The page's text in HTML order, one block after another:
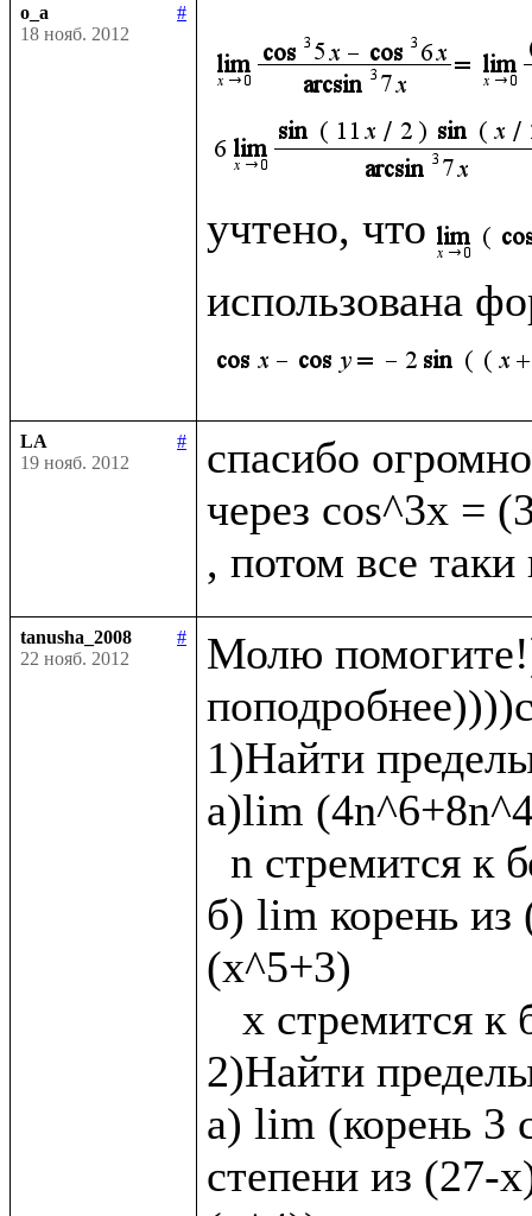
o_a
#
18 нояб. 2012
учтено, что
использована
LA
#
19 нояб. 2012
спасибо
через cos^3x =
tanusha_2008
#
22 нояб. 2012
Молю
1)Найти
а)lim
б) lim корень из
(x^5+3)
2)Найти
а) lim (корень 3
степени из (27-